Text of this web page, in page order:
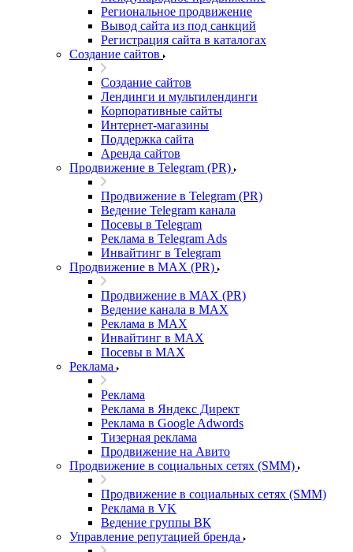
Региональное продвижение
Вывод сайта из под санкций
Регистрация сайта в каталогах
Создание сайтов
Создание сайтов
Лендинги и мультилендинги
Корпоративные сайты
Интернет-магазины
Поддержка сайта
Аренда сайтов
Продвижение в Telegram (PR)
Продвижение в Telegram (PR)
Ведение Telegram канала
Посевы в Telegram
Реклама в Telegram Ads
Инвайтинг в Telegram
Продвижение в MAX (PR)
Продвижение в MAX (PR)
Ведение канала в MAX
Реклама в MAX
Инвайтинг в MAX
Посевы в MAX
Реклама
Реклама
Реклама в Яндекс Директ
Реклама в Google Adwords
Тизерная реклама
Продвижение на Авито
Продвижение в социальных сетях (SMM)
Продвижение в социальных сетях (SMM)
Реклама в VK
Ведение группы ВК
Управление репутацией бренда